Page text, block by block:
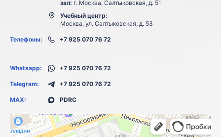
зал: г. Москва, Салтыковская, д. 51
Учебный центр:
Москва, ул. Салтыковская, д. 53
Телефоны: +7 925 070 76 72
Whatsapp: +7 925 070 76 72
Telegram: +7 925 070 76 72
MAX: PDRC